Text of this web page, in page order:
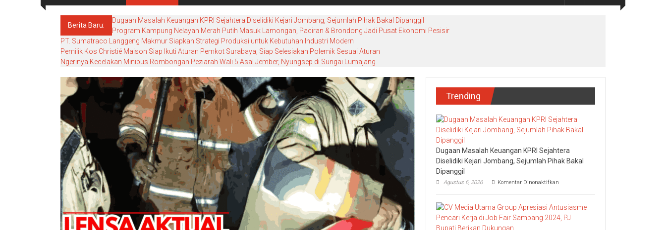
Berita Baru:
Dugaan Masalah Keuangan KPRI Sejahtera Diselidiki Kejari Jombang, Sejumlah Pihak Bakal Dipanggil
Program Kampung Nelayan Merah Putih Masuk Lamongan, Paciran & Brondong Jadi Pusat Ekonomi Pesisir
PT. Sumatraco Langgeng Makmur Siapkan Strategi Produksi untuk Kebutuhan Industri Modern
Pemilik Kos Christié Maison Siap Ikuti Aturan Pemkot Surabaya, Siap Selesiakan Polemik Sesuai Aturan
Ngerinya Kecelakan Minibus Rombongan Peziarah Wali 5 Asal Jember, Nyungsep di Sungai Lumajang
Trending
Dugaan Masalah Keuangan KPRI Sejahtera
Diselidiki Kejari Jombang, Sejumlah Pihak Bakal
Dipanggil
Agustus 6, 2026 Komentar Dinonaktifkan
Masalah
Keuangan
KPRI
Sejahtera